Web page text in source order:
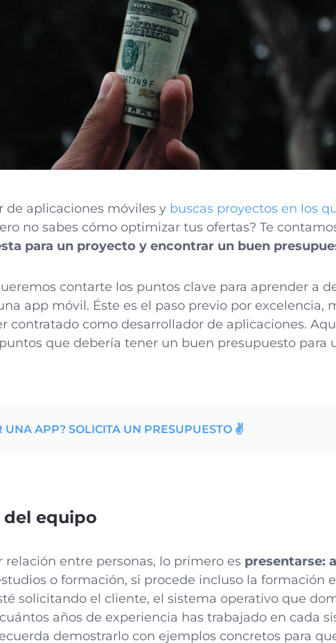
de aplicaciones móviles y buscas proyectos en los
no sabes cómo optimizar tus ofertas? Te
para un proyecto y encontrar un buen
contarte los puntos clave para aprender a
app móvil. Éste es el paso previo por excelencia,
contratado como desarrollador de aplicaciones.
que debería tener un buen presupuesto para
UNA APP? SOLICITA UN PRESUPUESTO ✌️
equipo
relación entre personas, lo primero es presentarse:
o formación, si procede incluso la formación
solicitando el cliente, el sistema operativo que
años de experiencia has trabajado en cada
demostrarlo con ejemplos concretos para